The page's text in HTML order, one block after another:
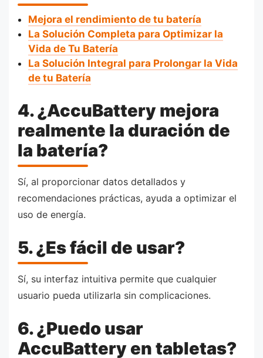
Mejora el rendimiento de tu batería
La Solución Completa para Optimizar la
Vida de Tu Batería
La Solución Integral para Prolongar la Vida
de tu Batería
4. ¿AccuBattery mejora
realmente la duración de
la batería?
Sí, al proporcionar datos detallados y
recomendaciones prácticas, ayuda a optimizar el
uso de energía.
5. ¿Es fácil de usar?
Sí, su interfaz intuitiva permite que cualquier
usuario pueda utilizarla sin complicaciones.
6. ¿Puedo usar
AccuBattery en tabletas?